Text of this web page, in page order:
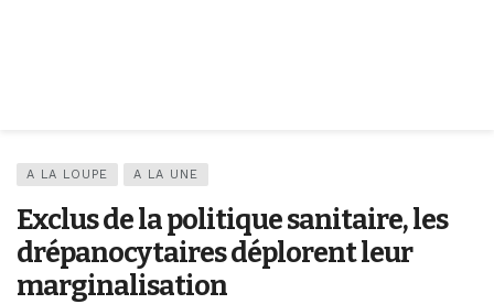
A LA LOUPE A LA UNE
Exclus de la politique sanitaire, les
drépanocytaires déplorent leur
marginalisation